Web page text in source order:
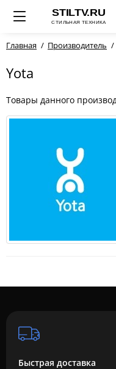
Главная Производитель
Yota
Товары данного
Быстрая доставка